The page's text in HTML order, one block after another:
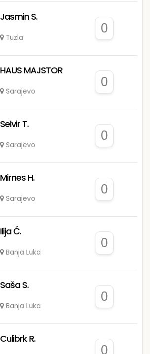
Jasmin S.
Tuzla
0
HAUS MAJSTOR
Sarajevo
0
Selvir T.
Sarajevo
0
Mirnes H.
Sarajevo
0
Ilija Ć.
Banja Luka
0
Saša S.
Banja Luka
0
Culibrk R.
0